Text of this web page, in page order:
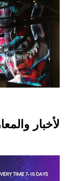
لأخبار والمعارض